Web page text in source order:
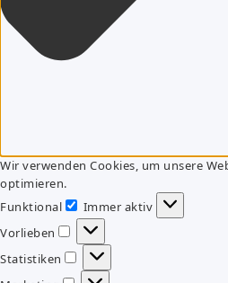
Wir verwenden Cookies, um unsere
optimieren.
Funktional
Funktional
Immer aktiv
Vorlieben
Vorlieben
Statistiken
Statistiken